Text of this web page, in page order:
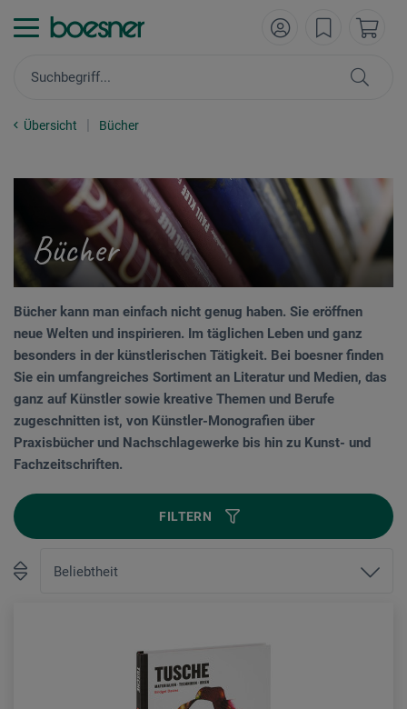
Übersicht Bücher
Bücher
Bücher kann man einfach nicht genug haben. Sie eröffnen
neue Welten und inspirieren. Im täglichen Leben und ganz
besonders in der künstlerischen Tätigkeit. Bei boesner finden
Sie ein umfangreiches Sortiment an Literatur und Medien, das
ganz auf Künstler sowie kreative Themen und Berufe
zugeschnitten ist, von Künstler-Monografien über
Praxisbücher und Nachschlagewerke bis hin zu Kunst- und
Fachzeitschriften.
FILTERN